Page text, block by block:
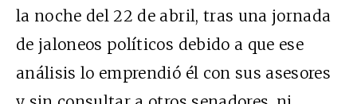
la noche del 22 de abril, tras una jornada
de jaloneos políticos debido a que ese
análisis lo emprendió él con sus asesores